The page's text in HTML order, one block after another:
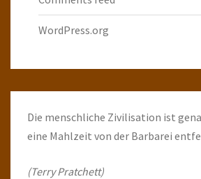
WordPress.org
Die menschliche Zivilisation ist
eine Mahlzeit von der Barbarei
(Terry Pratchett)